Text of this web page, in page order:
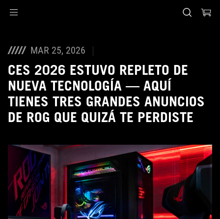
MAR 25, 2026
CES 2026 ESTUVO REPLETO DE
NUEVA TECNOLOGÍA — AQUÍ
TIENES TRES GRANDES ANUNCIOS
DE ROG QUE QUIZÁ TE PERDISTE